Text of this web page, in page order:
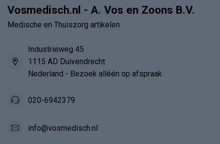
Vosmedisch.nl - A. Vos en Zoons B.V.
Medische en Thuiszorg artikelen
Industrieweg 45
1115 AD Duivendrecht
Nederland - Bezoek alléén op afspraak
020-6942379
info@vosmedisch.nl